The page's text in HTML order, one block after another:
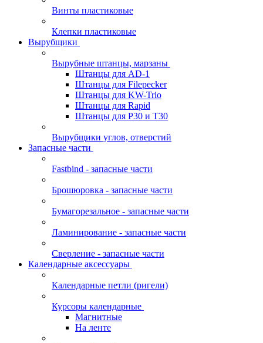
Винты пластиковые
Клепки пластиковые
Вырубщики
Вырубные штанцы, марзаны
Штанцы для AD-1
Штанцы для Filepecker
Штанцы для KW-Trio
Штанцы для Rapid
Штанцы для Р30 и Т30
Вырубщики углов, отверстий
Запасные части
Fastbind - запасные части
Брошюровка - запасные части
Бумагорезальное - запасные части
Ламинирование - запасные части
Сверление - запасные части
Календарные аксессуары
Календарные петли (ригели)
Курсоры календарные
Магнитные
На ленте